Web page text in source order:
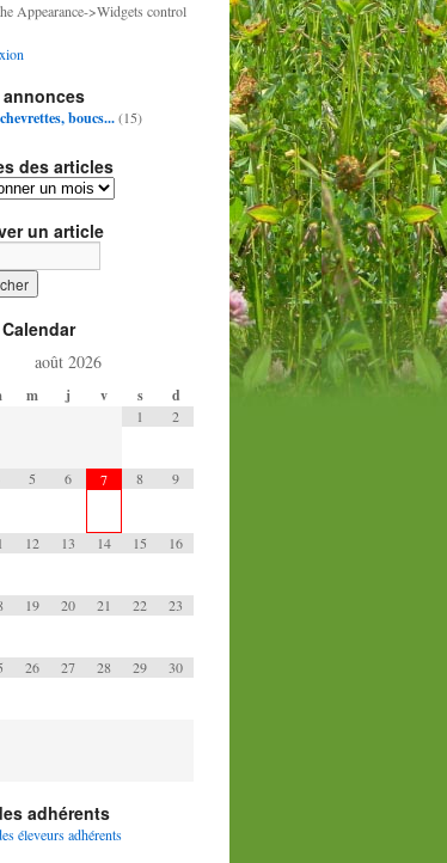
Appearance->Widgets control
annonces
boucs...(15)
des articles
un article
août 2026
m j v s d
1 2
5 6 7 8 9
12 13 14 15 16
19 20 21 22 23
26 27 28 29 30
adhérents
éleveurs adhérents